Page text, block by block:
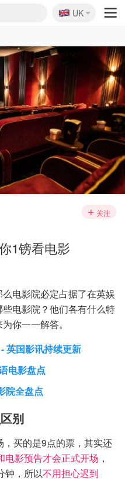
！
🇬🇧
UK
关注
1镑看电影
电影院必定占据了在英娱
电影院？他们各有什么特
你一一解答。
英国影讯持续更新
电影盘点
院全盘点
别
买的是9点的票，其实还
电影预告才会正式开场 ，
钟，所以不用担心迟到